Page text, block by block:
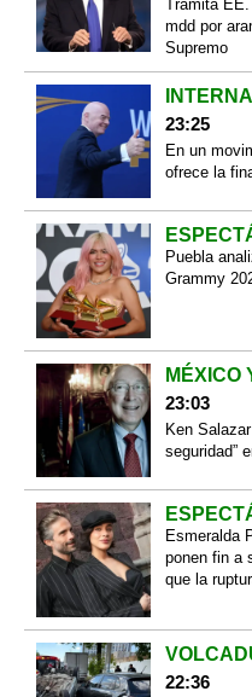
Tramita
mdd por
Supremo
23:25
En un
ofrece la
Puebla
Grammy
MÉXICO
23:03
Ken
seguridad”
Esmeralda
ponen fin a
que la
22:36